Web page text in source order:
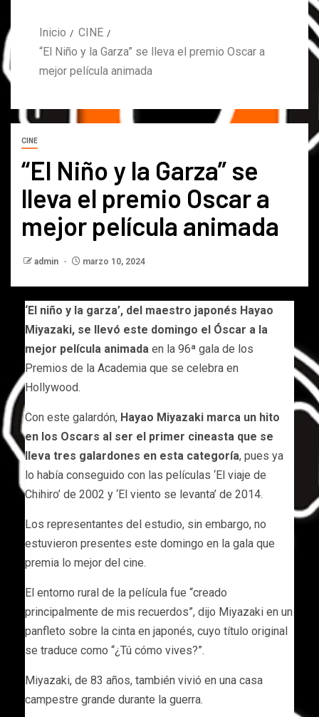
Inicio
CINE
“El Niño y la Garza” se lleva el premio Oscar a
mejor película animada
CINE
“El Niño y la Garza” se
lleva el premio Oscar a
mejor película animada
admin marzo 10, 2024
‘El niño y la garza’, del maestro japonés Hayao
Miyazaki, se llevó este domingo el Óscar a la
mejor película animada en la 96ª gala de los
Premios de la Academia que se celebra en
Hollywood.
Con este galardón, Hayao Miyazaki marca un hito
en los Oscars al ser el primer cineasta que se
lleva tres galardones en esta categoría, pues ya
lo había conseguido con las películas ‘El viaje de
Chihiro’ de 2002 y ‘El viento se levanta’ de 2014.
Los representantes del estudio, sin embargo, no
estuvieron presentes este domingo en la gala que
premia lo mejor del cine.
El entorno rural de la película fue “creado
principalmente de mis recuerdos”, dijo Miyazaki en un
panfleto sobre la cinta en japonés, cuyo título original
se traduce como “¿Tú cómo vives?”.
Miyazaki, de 83 años, también vivió en una casa
campestre grande durante la guerra.